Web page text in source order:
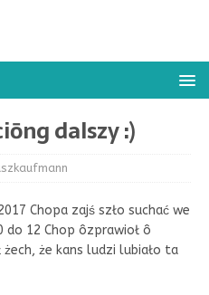
dalszy :)
Chopa zajś szło suchać we
do 12 Chop ôzprawioł ô
żech, że kans ludzi lubiało ta